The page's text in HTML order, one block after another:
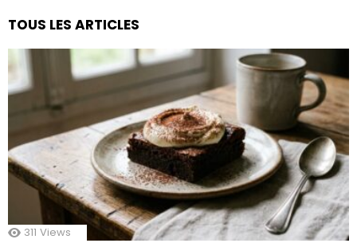
TOUS LES ARTICLES
311 Views